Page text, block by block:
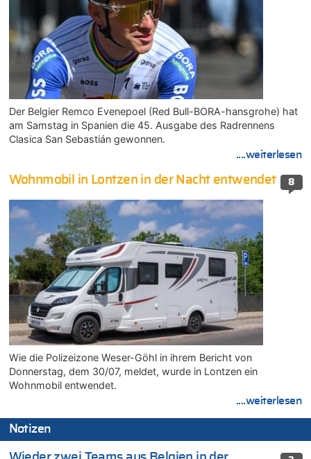
Der Belgier Remco Evenepoel (Red Bull-BORA-hansgrohe) hat
am Samstag in Spanien die 45. Ausgabe des Radrennens
Clasica San Sebastián gewonnen.
....weiterlesen
8
Wohnmobil in Lontzen in der Nacht entwendet
Wie die Polizeizone Weser-Göhl in ihrem Bericht von
Donnerstag, dem 30/07, meldet, wurde in Lontzen ein
Wohnmobil entwendet.
....weiterlesen
Notizen